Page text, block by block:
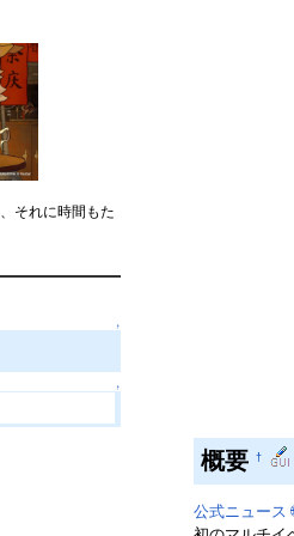
それに時間もた
↑
↑
概要 †
公式ニュース